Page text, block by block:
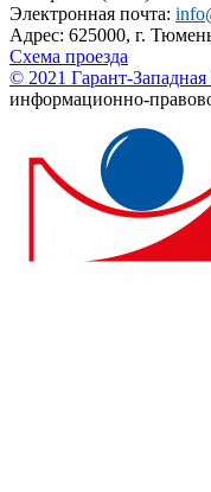
Электронная почта:
Адрес: 625000, г.
Схема проезда
© 2021 Гарант-
информационно-